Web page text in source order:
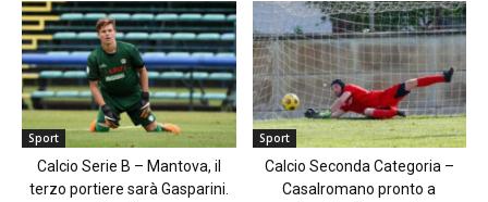
Sport
Calcio Serie B – Mantova, il
terzo portiere sarà Gasparini.
Sport
Calcio Seconda Categoria –
Casalromano pronto a